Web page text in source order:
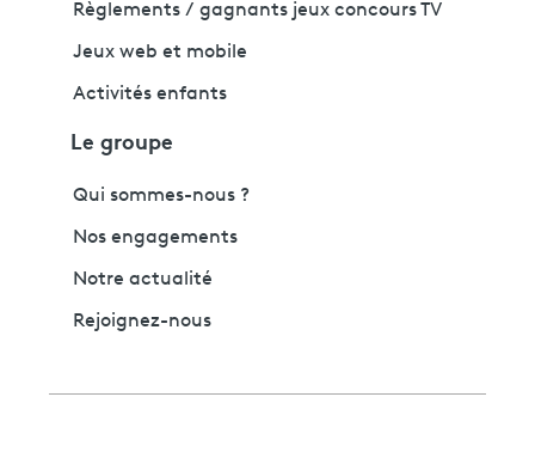
Règlements / gagnants jeux concours TV
Jeux web et mobile
Activités enfants
Le groupe
Qui sommes-nous ?
Nos engagements
Notre actualité
Rejoignez-nous